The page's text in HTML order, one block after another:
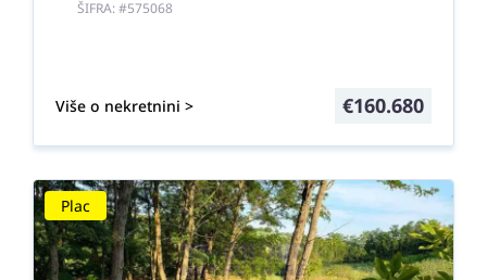
ŠIFRA: #575068
Više o nekretnini > €160.680
Plac